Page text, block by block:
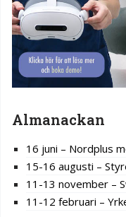
Almanackan
16 juni – Nordplus
15-16 augusti –
11-13 november –
11-12 februari –